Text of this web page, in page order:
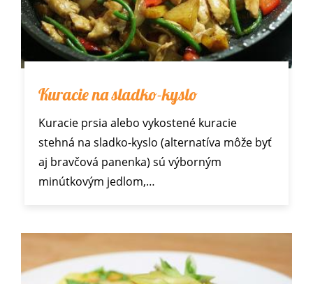
Kuracie na sladko-kyslo
Kuracie prsia alebo vykostené kuracie
stehná na sladko-kyslo (alternatíva môže byť
aj bravčová panenka) sú výborným
minútkovým jedlom,…